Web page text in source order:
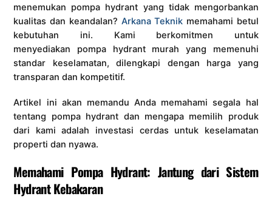
menemukan pompa hydrant yang tidak mengorbankan
kualitas dan keandalan? Arkana Teknik memahami betul
kebutuhan ini. Kami berkomitmen untuk
menyediakan pompa hydrant murah yang memenuhi
standar keselamatan, dilengkapi dengan harga yang
transparan dan kompetitif.
Artikel ini akan memandu Anda memahami segala hal
tentang pompa hydrant dan mengapa memilih produk
dari kami adalah investasi cerdas untuk keselamatan
properti dan nyawa.
Memahami Pompa Hydrant: Jantung dari Sistem
Hydrant Kebakaran